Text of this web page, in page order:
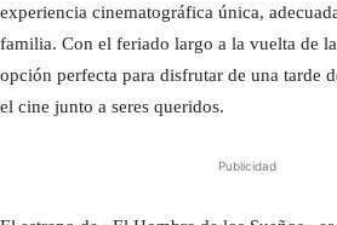
experiencia cinematográfica única,
familia. Con el feriado largo a la vuelta de
opción perfecta para disfrutar de una tarde
el cine junto a seres queridos.
Publicidad